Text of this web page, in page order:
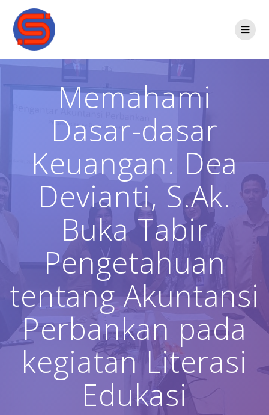
Memahami
Dasar-dasar
Keuangan: Dea
Devianti, S.Ak.
Buka Tabir
Pengetahuan
tentang Akuntansi
Perbankan pada
kegiatan Literasi
Edukasi